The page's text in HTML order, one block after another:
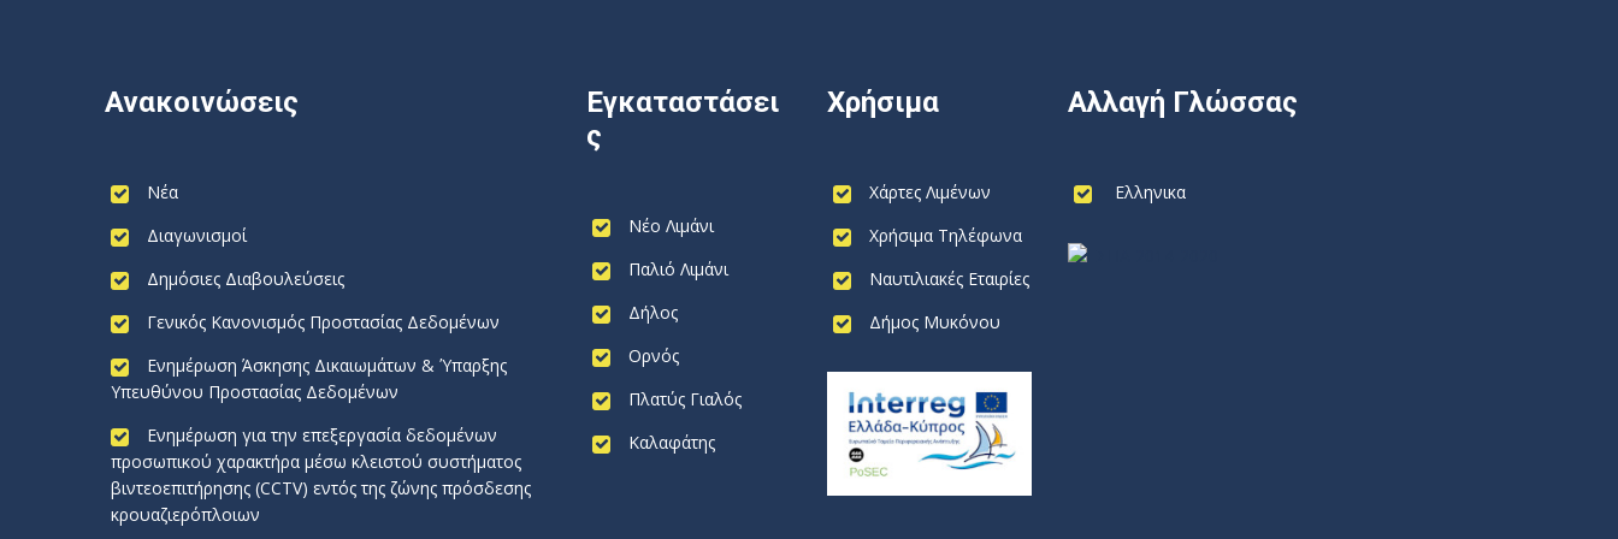
Ανακοινώσεις
Νέα
Διαγωνισμοί
Δημόσιες Διαβουλεύσεις
Γενικός Κανονισμός Προστασίας Δεδομένων
Ενημέρωση Άσκησης Δικαιωμάτων & Ύπαρξης
Υπευθύνου Προστασίας Δεδομένων
Ενημέρωση για την επεξεργασία δεδομένων
προσωπικού χαρακτήρα μέσω κλειστού συστήματος
βιντεοεπιτήρησης (CCTV) εντός της ζώνης πρόσδεσης
κρουαζιερόπλοιων
Εγκαταστάσει
ς
Νέο Λιμάνι
Παλιό Λιμάνι
Δήλος
Ορνός
Πλατύς Γιαλός
Καλαφάτης
Χρήσιμα
Χάρτες Λιμένων
Χρήσιμα Τηλέφωνα
Ναυτιλιακές Εταιρίες
Δήμος Μυκόνου
Αλλαγή Γλώσσας
Ελληνικα